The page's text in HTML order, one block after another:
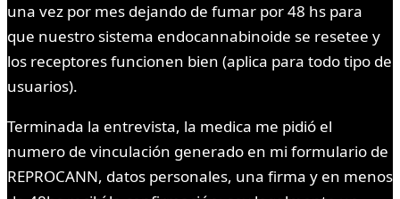
una vez por mes dejando de fumar por 48 hs para
que nuestro sistema endocannabinoide se resetee y
los receptores funcionen bien (aplica para todo tipo de
usuarios).
Terminada la entrevista, la medica me pidió el
numero de vinculación generado en mi formulario de
REPROCANN, datos personales, una firma y en menos